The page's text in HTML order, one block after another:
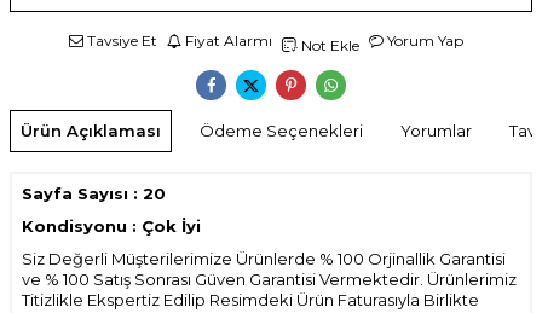
Tavsiye Et Fiyat Alarmı Not Ekle Yorum Yap
Ürün Açıklaması Ödeme Seçenekleri Yorumlar
Sayfa Sayısı : 20
Kondisyonu : Çok İyi
Siz Değerli Müşterilerimize Ürünlerde % 100 Orjinallik Garantisi
ve % 100 Satış Sonrası Güven Garantisi Vermektedir. Ürünlerimiz
Titizlikle Ekspertiz Edilip Resimdeki Ürün Faturasıyla Birlikte